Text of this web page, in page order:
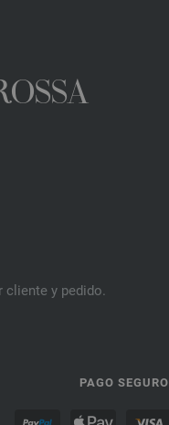
cliente y pedido.
PAGO SEGURO